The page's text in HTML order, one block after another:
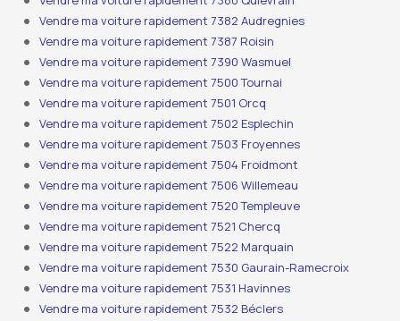
Vendre ma voiture rapidement 7382 Audregnies
Vendre ma voiture rapidement 7387 Roisin
Vendre ma voiture rapidement 7390 Wasmuel
Vendre ma voiture rapidement 7500 Tournai
Vendre ma voiture rapidement 7501 Orcq
Vendre ma voiture rapidement 7502 Esplechin
Vendre ma voiture rapidement 7503 Froyennes
Vendre ma voiture rapidement 7504 Froidmont
Vendre ma voiture rapidement 7506 Willemeau
Vendre ma voiture rapidement 7520 Templeuve
Vendre ma voiture rapidement 7521 Chercq
Vendre ma voiture rapidement 7522 Marquain
Vendre ma voiture rapidement 7530 Gaurain-Ramecroix
Vendre ma voiture rapidement 7531 Havinnes
Vendre ma voiture rapidement 7532 Béclers